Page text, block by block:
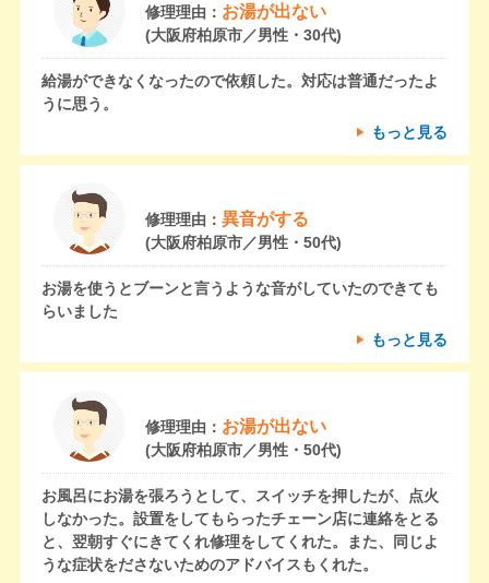
修理理由： お湯が出ない
(大阪府柏原市／男性・30代)
給湯ができなくなったので依頼した。対応は普通だったよ
うに思う。
もっと見る
修理理由： 異音がする
(大阪府柏原市／男性・50代)
お湯を使うとブーンと言うような音がしていたのできても
らいました
もっと見る
修理理由： お湯が出ない
(大阪府柏原市／男性・50代)
お風呂にお湯を張ろうとして、スイッチを押したが、点火
しなかった。設置をしてもらったチェーン店に連絡をとる
と、翌朝すぐにきてくれ修理をしてくれた。また、同じよ
うな症状をださないためのアドバイスもくれた。